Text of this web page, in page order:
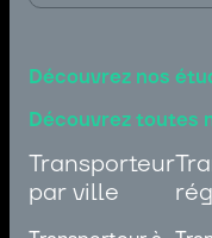
Découvrez nos
Découvrez toutes
Transporteur
par ville